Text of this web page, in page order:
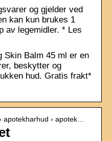
og gjelder ved
kan kun brukes 1
av legemidler. * Les
Skin Balm 45 ml er en
beskytter og
hud. Gratis frakt*
apotekharhud › apotek…